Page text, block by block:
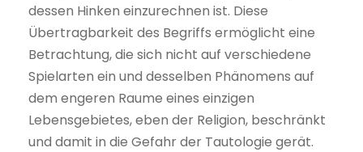
dessen Hinken einzurechnen ist. Diese
Übertragbarkeit des Begriffs ermöglicht eine
Betrachtung, die sich nicht auf verschiedene
Spielarten ein und desselben Phänomens auf
dem engeren Raume eines einzigen
Lebensgebietes, eben der Religion, beschränkt
und damit in die Gefahr der Tautologie gerät.